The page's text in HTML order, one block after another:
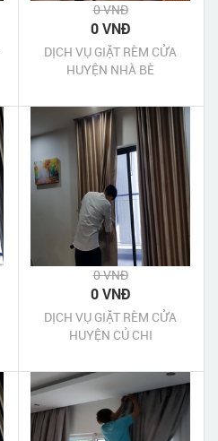
0 VNĐ
0 VNĐ
DỊCH VỤ GIẶT RÈM CỬA
HUYỆN NHÀ BÈ
0 VNĐ
0 VNĐ
DỊCH VỤ GIẶT RÈM CỬA
HUYỆN CỦ CHI